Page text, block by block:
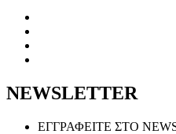
NEWSLETTER
ΕΓΓΡΑΦΕΙΤΕ ΣΤΟ